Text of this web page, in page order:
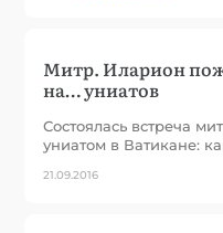
Митр. Иларион
на… униатов
Состоялась встреча
униатом в Ватикане:
21.09.2016